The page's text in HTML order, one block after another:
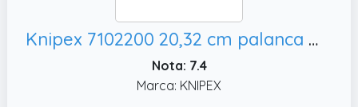
Knipex 7102200 20,32 cm palanca mini-cizalla - agarre cómodo
Nota: 7.4
Marca: KNIPEX